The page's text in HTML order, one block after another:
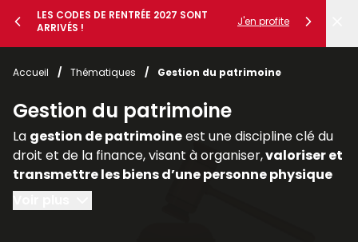
le sous-menu Vos métiers
le sous-menu Vos besoins
LES CODES DE RENTRÉE 2027 SONT
ARRIVÉS !
J'en profite
Accueil / Thématiques / Gestion du patrimoine
Gestion du patrimoine
La gestion de patrimoineest une discipline clé du
droit et de la finance, visant à organiser,valoriser et
transmettre les biens d’une personne physique
ou morale. Elle englobe des
fiscales, financières et immobilières,